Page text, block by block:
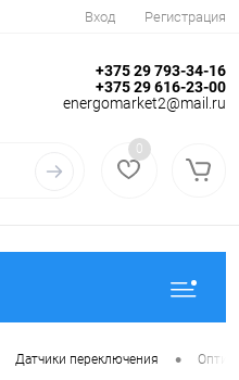
Вход Регистрация
+375 29 793-34-16
+375 29 616-23-00
energomarket2@mail.ru
0
Датчики переключения •